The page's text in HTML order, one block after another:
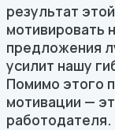
результат
мотивировать
предложения
усилит нашу
Помимо этого
мотивации —
работодателя.